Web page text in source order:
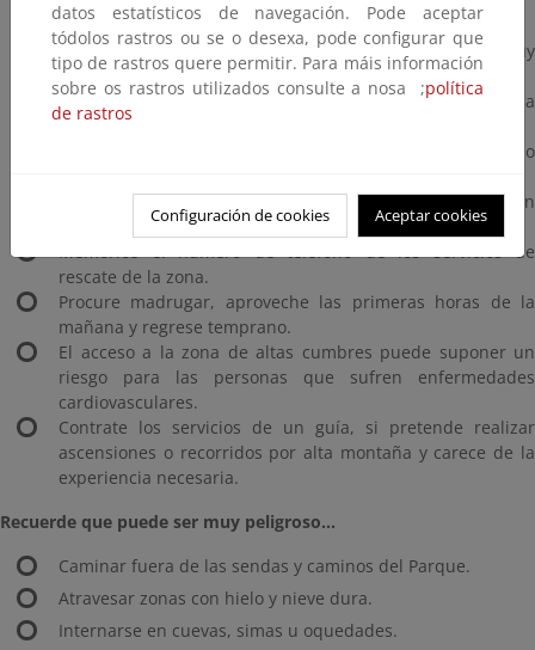
Tenga en cuenta el tiempo necesario para el regreso.
Las superficies mojadas, especialmente las rocas, son muy
resbaladizas.
Si se pierde por la niebla u otra causa, mantenga la calma
y pida socorro.
Nunca intente avanzar de noche y por terreno
Los teléfonos móviles pueden ser de gran ayuda en
montaña, en caso de pérdida o accidente.
Memorice el número de teléfono de los servicios de
rescate de la zona.
Procure madrugar, aproveche las primeras horas de la
mañana y regrese temprano.
El acceso a la zona de altas cumbres puede suponer un
riesgo para las personas que sufren enfermedades
cardiovasculares.
Contrate los servicios de un guía, si pretende realizar
ascensiones o recorridos por alta montaña y carece de la
experiencia necesaria.
Recuerde que puede ser muy peligroso...
Caminar fuera de las sendas y caminos del Parque.
Atravesar zonas con hielo y nieve dura.
Internarse en cuevas, simas u oquedades.
datos estatísticos de navegación. Pode aceptar
tódolos rastros ou se o desexa, pode configurar que
tipo de rastros quere permitir. Para máis información
sobre os rastros utilizados consulte a nosa ;política
de rastros
Configuración de cookies Aceptar cookies